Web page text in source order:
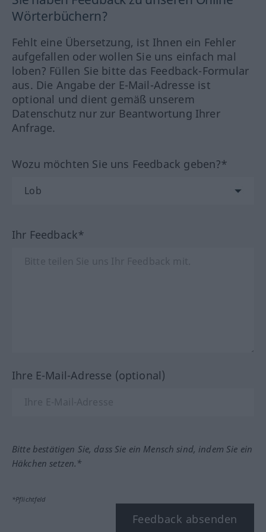
Wörterbüchern?
Fehlt eine Übersetzung, ist Ihnen ein Fehler
aufgefallen oder wollen Sie uns einfach mal
loben? Füllen Sie bitte das Feedback-Formular
aus. Die Angabe der E-Mail-Adresse ist
optional und dient gemäß unserem
Datenschutz nur zur Beantwortung Ihrer
Anfrage.
Wozu möchten Sie uns Feedback geben?*
Ihr Feedback*
Ihre E-Mail-Adresse (optional)
Bitte bestätigen Sie, dass Sie ein Mensch sind, indem Sie ein
Häkchen setzen.*
*Pflichtfeld
Feedback absenden